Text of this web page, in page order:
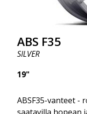
ABS F35
SILVER
19"
ABSF35-vanteet -